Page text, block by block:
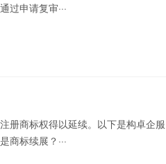
申请复审···
商标权得以延续。以下是构卓企服
标续展？···